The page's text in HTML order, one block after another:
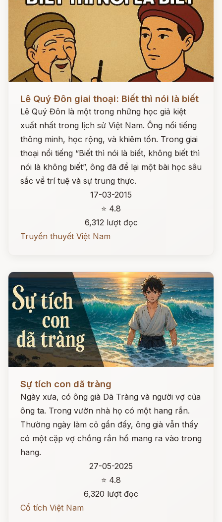
Lê Quý Đôn giai thoại: Biết thì nói là biết
Lê Quý Đôn là một trong những học giả kiệt
xuất nhất trong lịch sử Việt Nam. Ông nổi tiếng
thông minh, học rộng, và khiêm tốn. Trong giai
thoại nổi tiếng “Biết thì nói là biết, không biết thì
nói là không biết”, ông đã để lại một bài học sâu
sắc về trí tuệ và sự trung thực.
17-03-2015
⭐ 4.8
6,312 lượt đọc
Truyền thuyết Việt Nam
Sự tích con dã tràng
Ngày xưa, có ông già Dã Tràng và người vợ của
ông ta. Trong vườn nhà họ có một hang rắn.
Thường ngày làm cỏ gần đấy, ông già vẫn thấy
có một cặp vợ chồng rắn hổ mang ra vào trong
hang.
27-05-2025
⭐ 4.8
6,320 lượt đọc
Cổ tích Việt Nam